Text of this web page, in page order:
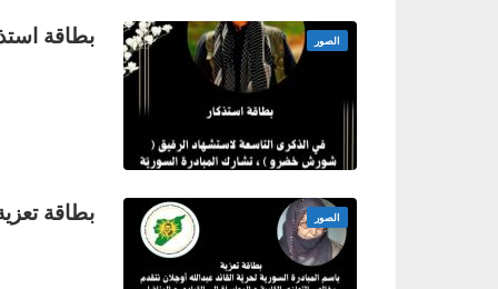
الصور بطاقة
الصور بطاقة